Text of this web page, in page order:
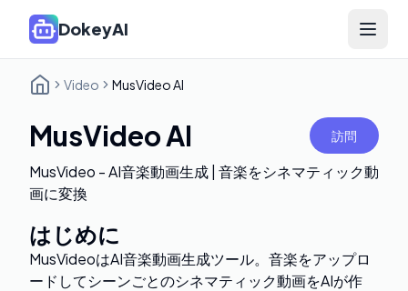
DokeyAI Open
Video MusVideo AI
MusVideo AI 訪問
MusVideo - AI音楽動画生成 | 音楽をシネマティック動
画に変換
はじめに
MusVideoはAI音楽動画生成ツール。音楽をアップロ
ードしてシーンごとのシネマティック動画をAIが作